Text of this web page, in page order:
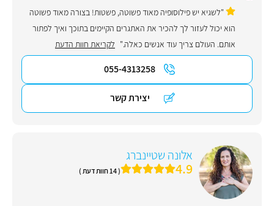
"לשגיא יש פילוסופיה מאוד פשוטה, פשטות! בצורה מאוד פשוטה
הוא יכול לעזור לך להכיר את האתגרים הקיימים בתוכך ואיך לפתור
אותם. ‏העולם צריך עוד אנשים כאלה." לקריאת חוות הדעת
055-4313258
יצירת קשר
אלונה שטיינברג
4.9 ( 14 חוות דעת )